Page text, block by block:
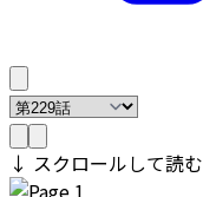
↓ スクロールして読む